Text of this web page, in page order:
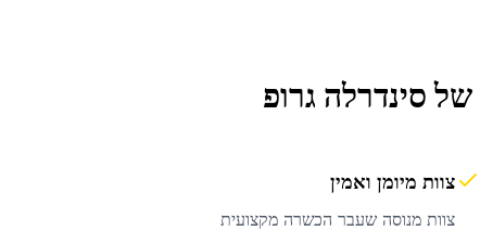
של סינדרלה גרופ
צוות מיומן ואמין
צוות מנוסה שעבר הכשרה מקצועית